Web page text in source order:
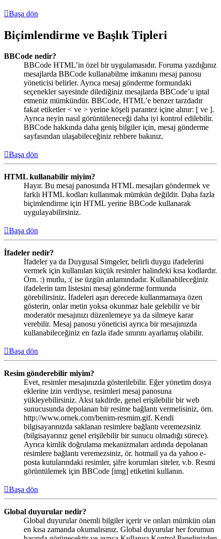
Başa dön
Biçimlendirme ve Başlık Tipleri
BBCode nedir?
BBCode HTML’in özel bir uygulamasıdır. Foruma yazdığınız
mesajlarda BBCode kullanabilme imkanını mesaj panosu
yöneticisi belirler. Ayrıca mesaj gönderme formundaki
seçenekler sayesinde dilediğiniz mesajlarda BBCode’u iptal
etmeniz mümkündür. BBCode, HTML’e benzer tarzdadır
fakat etiketler < ve > yerine köşeli parantez içine alınır: [ ve ].
Ayrıca neyin nasıl görüntüleneceği daha iyi kontrol edilebilir.
BBCode hakkında daha geniş bilgiler için, mesaj gönderme
sayfasından ulaşabileceğiniz rehbere bakınız.
Başa dön
HTML kullanabilir miyim?
Hayır. Bu mesaj panosunda HTML mesajları göndermek ve
farklı HTML kodları kullanmak mümkün değildir. Daha fazla
biçimlendirme için HTML yerine BBCode kullanarak
uygulayabilirsiniz.
Başa dön
İfadeler nedir?
İfadeler ya da Duygusal Simgeler, belirli duygu ifadelerini
vermek için kullanılan küçük resimler halindeki kısa kodlardır.
Örn. :) mutlu, :( ise üzgün anlamındadır. Kullanabileceğiniz
ifadelerin tam listesini mesaj gönderme formunda
görebilirsiniz. İfadeleri aşırı derecede kullanmamaya özen
gösterin, onlar metin yoksa okunmaz hale gelebilir ve bir
moderatör mesajınızı düzenlemeye ya da silmeye karar
verebilir. Mesaj panosu yöneticisi ayrıca bir mesajınızda
kullanabileceğiniz en fazla ifade sınırını ayarlamış olabilir.
Başa dön
Resim gönderebilir miyim?
Evet, resimler mesajınızda gösterilebilir. Eğer yönetim dosya
eklerine izin verdiyse, resimleri mesaj panosuna
yükleyebilirsiniz. Aksi takdirde, genel erişilebilir bir web
sunucusunda depolanan bir resime bağlantı vermelisiniz, örn.
http://www.ornek.com/benim-resmim.gif. Kendi
bilgisayarınızda saklanan resimlere bağlantı veremezsiniz
(bilgisayarınız genel erişilebilir bir sunucu olmadığı sürece).
Ayrıca kimlik doğrulama mekanizmaları ardında depolanan
resimlere bağlantı veremezsiniz, ör. hotmail ya da yahoo e-
posta kutularındaki resimler, şifre korumları siteler, v.b. Resmi
görüntülemek için BBCode [img] etiketini kullanın.
Başa dön
Global duyurular nedir?
Global duyurular önemli bilgiler içerir ve onları mümkün olan
en kısa zamanda okumalısınız. Global duyurular her forumun